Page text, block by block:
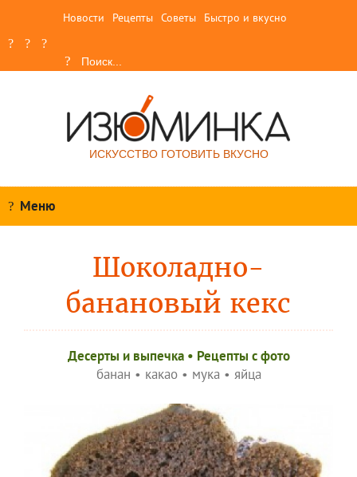
Новости Рецепты Советы Быстро и вкусно
ИСКУССТВО ГОТОВИТЬ ВКУСНО
Меню
Шоколадно-
банановый кекс
Десерты и выпечка• Рецепты c фото
банан • какао• мука• яйца